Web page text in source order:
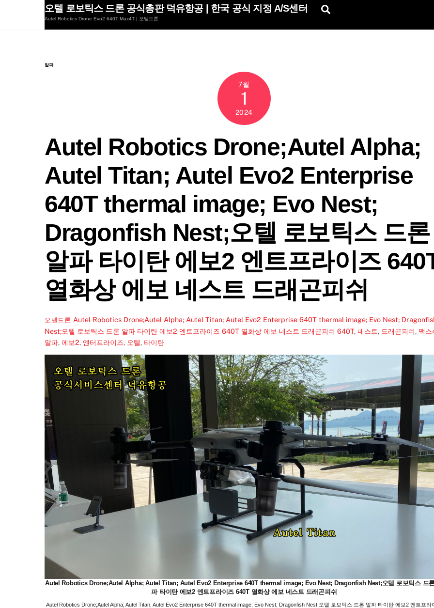
오텔 로보틱스 드론 공식총판 덕유항공 | 한국 공식 지정 A/S센터
Autel Robotics Drone Evo2 640T Max4T | 오텔드론
알파
7월
1
2024
Autel Robotics Drone;Autel Alpha;
Autel Titan; Autel Evo2 Enterprise
640T thermal image; Evo Nest;
Dragonfish Nest;오텔 로보틱스 드론
알파 타이탄 에보2 엔트프라이즈
열화상 에보 네스트 드래곤피쉬
오텔드론 Autel Robotics Drone;Autel Alpha; Autel Titan; Autel Evo2 Enterprise 640T thermal image; Evo Nest;
Nest;오텔 로보틱스 드론 알파 타이탄 에보2 엔트프라이즈 640T 열화상 에보 네스트 드래곤피쉬 640T, 네스트, 드래곤피쉬, 맥스
알파, 에보2, 엔터프라이즈, 오텔, 타이탄
Autel Robotics Drone;Autel Alpha; Autel Titan; Autel Evo2 Enterprise 640T thermal image; Evo Nest; Dragonfish Nest;오텔 로보틱스 드
파 타이탄 에보2 엔트프라이즈 640T 열화상 에보 네스트 드래곤피쉬
Autel Robotics Drone;Autel Alpha; Autel Titan; Autel Evo2 Enterprise 640T thermal image; Evo Nest; Dragonfish Nest;오텔 로보틱스 드론 알파 타이탄 에보2 엔트프라